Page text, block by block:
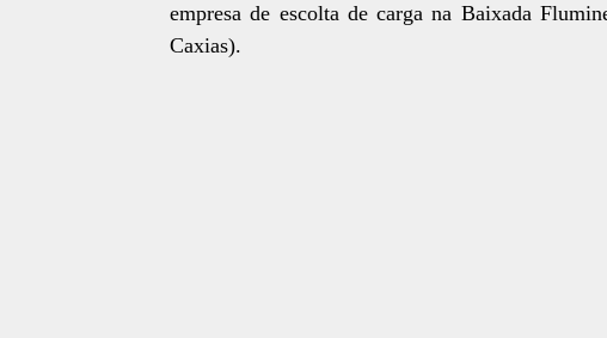
empresa de escolta de carga na Baixada
Caxias).